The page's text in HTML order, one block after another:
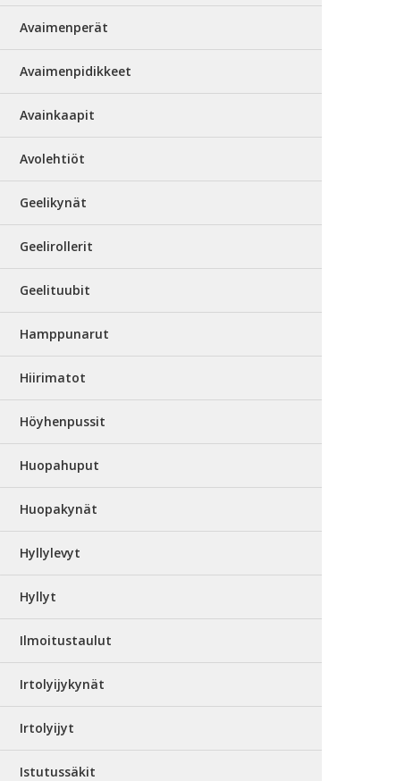
Avaimenperät
Avaimenpidikkeet
Avainkaapit
Avolehtiöt
Geelikynät
Geelirollerit
Geelituubit
Hamppunarut
Hiirimatot
Höyhenpussit
Huopahuput
Huopakynät
Hyllylevyt
Hyllyt
Ilmoitustaulut
Irtolyijykynät
Irtolyijyt
Istutussäkit